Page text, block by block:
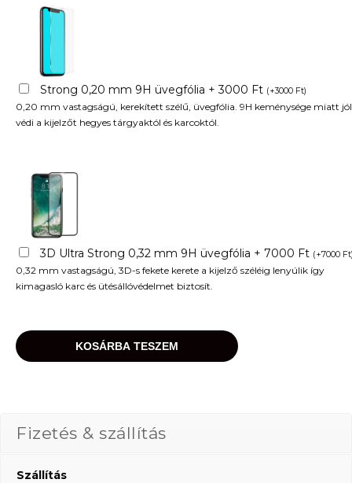
Strong 0,20 mm 9H üvegfólia + 3000 Ft (+3000 Ft)
0,20 mm vastagságú, kerekített szélű, üvegfólia. 9H keménysége miatt jól
védi a kijelzőt hegyes tárgyaktól és karcoktól.
3D Ultra Strong 0,32 mm 9H üvegfólia + 7000 Ft (+7000 Ft
0,32 mm vastagságú, 3D-s fekete kerete a kijelző széléig lenyúlik így
kimagasló karc és ütésállóvédelmet biztosít.
KOSÁRBA TESZEM
Fizetés & szállítás
Szállítás